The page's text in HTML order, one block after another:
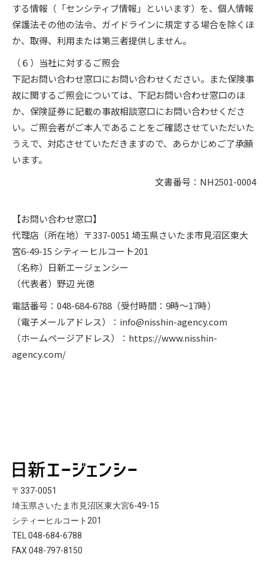
する情報（「センシティブ情報」といいます）を、個人情報
保護法その他の法令、ガイドラインに規定する場合を除くほ
か、取得、利用または第三者提供しません。
（６）当社に対するご照会
下記お問い合わせ窓口にお問い合わせください。また保険事
故に関するご照会については、下記お問い合わせ窓口のほ
か、保険証券に記載の事故相談窓口にお問い合わせくださ
い。ご照会者がご本人であることをご確認させていただいた
うえで、対応させていただきますので、あらかじめご了承願
います。
文書番号：NH2501-0004
【お問い合わせ窓口】
代理店（所在地）〒337-0051 埼玉県さいたま市見沼区東大
宮6-49-15 シティーヒルコート201
（名称）日新エージェンシー
（代表者）野辺 光徳
電話番号：048-684-6788（受付時間：9時～17時）
（電子メールアドレス）：info@nisshin-agency.com
（ホームページアドレス）：https://www.nisshin-
agency.com/
〒337-0051
埼玉県さいたま市見沼区東大宮6-49-15
シティーヒルコート201
TEL 048-684-6788
FAX 048-797-8150